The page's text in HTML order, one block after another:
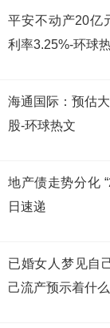
平安不动产20亿
利率3.25%-环球
海通国际：预估
股-环球热文
地产债走势分化
日速递
已婚女人梦见自
己流产预示着什么